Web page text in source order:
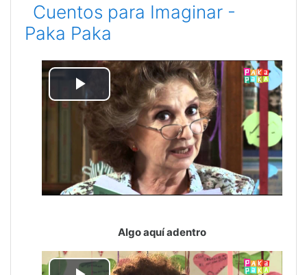
Cuentos para Imaginar -
Paka Paka
Reproducir
Vídeo
Algo aquí adentro